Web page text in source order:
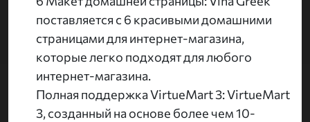
поставляется с 6 красивыми домашними
страницами для интернет-магазина,
которые легко подходят для любого
интернет-магазина.
Полная поддержка VirtueMart 3: VirtueMart
3, созданный на основе более чем 10-